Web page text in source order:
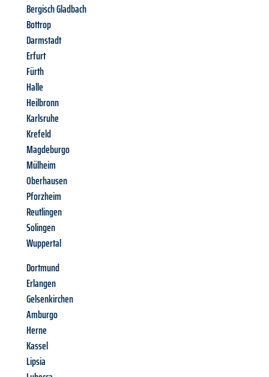
Bergisch Gladbach
Bottrop
Darmstadt
Erfurt
Fürth
Halle
Heilbronn
Karlsruhe
Krefeld
Magdeburgo
Mülheim
Oberhausen
Pforzheim
Reutlingen
Solingen
Wuppertal
Dortmund
Erlangen
Gelsenkirchen
Amburgo
Herne
Kassel
Lipsia